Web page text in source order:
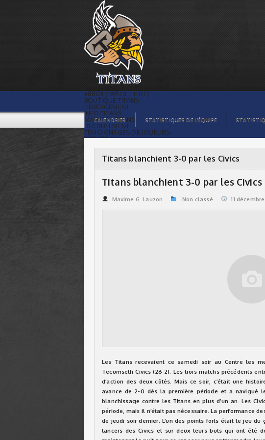
Titans blanchient 3-0 par les Civics |
Titans de témiscaming
#8804 (PAS DE TITRE)
BOUTIQUE TITANS
HÉBERGEMENT
INFO TITANS
MAGASIN TITANS
RECRUTEMENT
TÉMOIGNAGES DE JOUEURS
ACCUEIL
GALERIE PHOTOS
STATISTIQUES
ORGANISATION
CALENDRIER
COMMANDITAIRES
STATISTIQUES DE LA LIGUE
CALENDRIER STATISTIQUES DE L’ÉQUIPE
Titans blanchient 3-0 par les Civics
Titans blanchient 3-0 par les Civics
Maxime G. Lauzon Non classé 11.décembre
Les Titansrecevaient ce samedi soir au Centre les
Tecumseth Civics (26-2). Les trois matchs précédents
d’action des deux côtés. Mais ce soir, c’était une
avance de 2-0 dès la première période et a navigué
blanchissage contre les Titans en plus d’un an. Les
période, mais il n’était pas nécessaire. La performance
de jeudi soir dernier. L’un des points forts était le jeu
lancers des Civics et sur deux leurs buts qui ont été